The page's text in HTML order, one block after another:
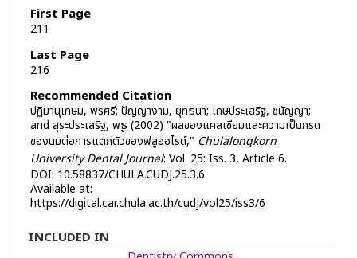
First Page
211
Last Page
216
Recommended Citation
ปฏิมานุเกษม, พรศรี; ปัญญางาม, ยุทธนา; เกษประเสริฐ, ชนัญญา;
and สุระประเสริฐ, พธู (2002) "ผลของแคลเซียมและความเป็นกรด
ของนมต่อการแตกตัวของฟลูออไรด์," Chulalongkorn
University Dental Journal: Vol. 25: Iss. 3, Article 6.
DOI: 10.58837/CHULA.CUDJ.25.3.6
Available at:
https://digital.car.chula.ac.th/cudj/vol25/iss3/6
INCLUDED IN